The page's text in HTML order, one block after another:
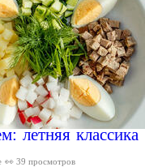
летняя классика
👀 39 просмотров